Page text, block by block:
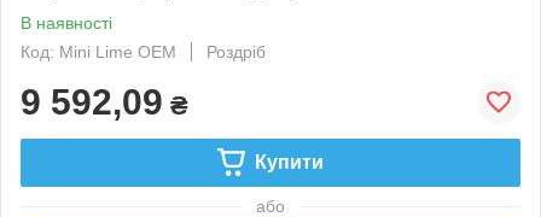
В наявності
Код: Mini Lime OEM
Роздріб
9 592,09 ₴
Купити
або